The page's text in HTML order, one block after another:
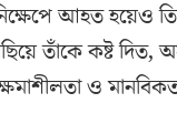
আহত হয়েও
তাঁকে কষ্ট দিত,
ও